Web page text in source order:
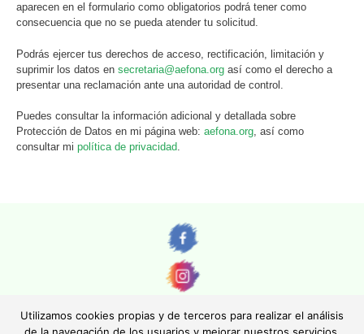
aparecen en el formulario como obligatorios podrá tener como
consecuencia que no se pueda atender tu solicitud.
Podrás ejercer tus derechos de acceso, rectificación, limitación y
suprimir los datos en secretaria@aefona.org así como el derecho a
presentar una reclamación ante una autoridad de control.
Puedes consultar la información adicional y detallada sobre
Protección de Datos en mi página web: aefona.org, así como
consultar mi política de privacidad.
Utilizamos cookies propias y de terceros para realizar el análisis